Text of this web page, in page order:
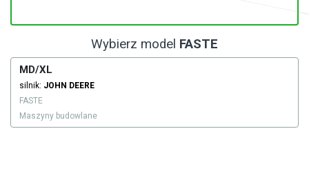
Wybierz model FASTE
MD/XL
silnik: JOHN DEERE
FASTE
Maszyny budowlane